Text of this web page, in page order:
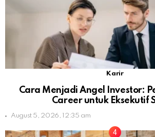
Karir
Cara Menjadi Angel Investor:
Career untuk Eksekutif
August 5, 2026, 12:35 am